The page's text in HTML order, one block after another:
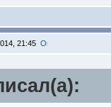
21:45